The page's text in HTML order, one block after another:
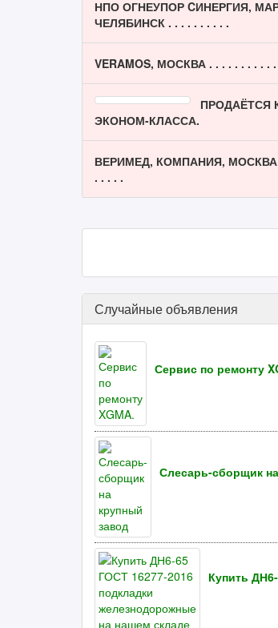
НПО ОГНЕУПОР CИНЕРГИЯ,
ЧЕЛЯБИНСК . . . . . . . . . .
VERAMOS, МОСКВА . . . . . . . . . . .
ПРОДАЁТСЯ
ЭКОНОМ-КЛАССА.
ВЕРИМЕД, КОМПАНИЯ, МОСКВА .
. . . . .
Случайные объявления
Сервис по ремонту
Слесарь-сборщик
Купить